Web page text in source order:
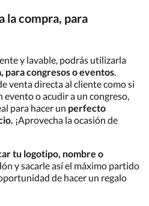
la compra, para
y lavable, podrás utilizarla
para congresos o eventos.
venta directa al cliente como si
evento o acudir a un congreso,
para hacer un perfecto
¡Aprovecha la ocasión de
tu logotipo, nombre o
y sacarle así el máximo partido
de hacer un regalo